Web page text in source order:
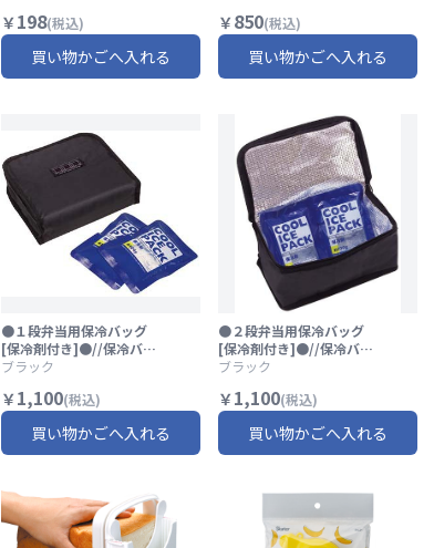
おはし ハシ//
￥ 198(税込)
買い物かごへ入れる
し 粉ふり 便利 調理 料理
保存ケース フリカケケー
ス 入れ物//
￥ 850(税込)
買い物かごへ入れる
●１段弁当用保冷バッグ
[保冷剤付き]●//保冷バッ
グ ランチバッグ ランチケ
袋 お弁当ケース 夏 保冷 弁
当 ランチ// スケーター
ブラック
￥ 1,100(税込)
買い物かごへ入れる
●２段弁当用保冷バッグ
[保冷剤付き]●//保冷バッ
グ ランチバッグ ランチケ
袋 お弁当ケース 夏 保冷 弁
当 ランチ// スケーター
ブラック
￥ 1,100(税込)
買い物かごへ入れる